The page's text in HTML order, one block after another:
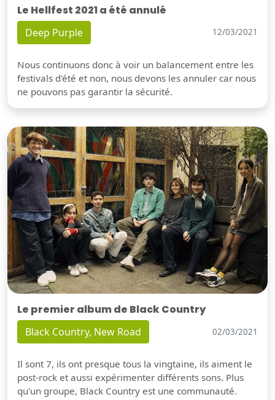
Le Hellfest 2021 a été annulé
Deep Purple 12/03/2021
Nous continuons donc à voir un balancement entre les
festivals d'été et non, nous devons les annuler car nous
ne pouvons pas garantir la sécurité.
Le premier album de Black Country
Black Country, New Road 02/03/2021
Il sont 7, ils ont presque tous la vingtaine, ils aiment le
post-rock et aussi expérimenter différents sons. Plus
qu'un groupe, Black Country est une communauté.